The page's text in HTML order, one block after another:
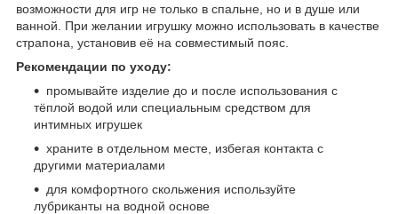
возможности для игр не только в спальне, но и в душе или
ванной. При желании игрушку можно использовать в качестве
страпона, установив её на совместимый пояс.
Рекомендации по уходу:
промывайте изделие до и после использования с
тёплой водой или специальным средством для
интимных игрушек
храните в отдельном месте, избегая контакта с
другими материалами
для комфортного скольжения используйте
лубриканты на водной основе